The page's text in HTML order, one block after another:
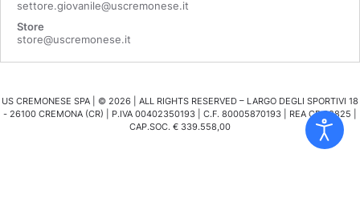
settore.giovanile@uscremonese.it
Store
store@uscremonese.it
US CREMONESE SPA | © 2026 | ALL RIGHTS RESERVED – LARGO DEGLI SPORTIVI 18
- 26100 CREMONA (CR) | P.IVA 00402350193 | C.F. 80005870193 | REA CR 98825 |
CAP.SOC. € 339.558,00